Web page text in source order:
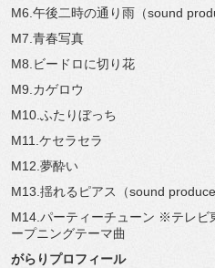
M6.午後二時の通り雨（sound
M7.青春写真
M8.ビードロに切り花
M9.カゲロウ
M10.ふたりぼっち
M11.ケセラセラ
M12.夢酔い
M13.揺れるピアス（sound
M14.パーティーチューン ※テレビ
ープニングテーマ曲
がらりプロフィール